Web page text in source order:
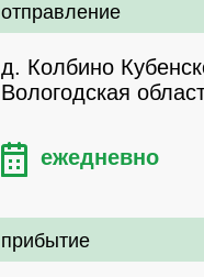
отправление
д. Колбино
Вологодская
ежедневно
прибытие